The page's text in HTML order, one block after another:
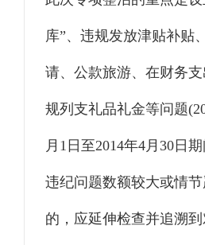
库”、违规发放津贴补贴
请、公款旅游、在财务
规列支礼品礼金等问题
月1日至2014年4月30日
违纪问题数额较大或情
的，应延伸检查并追溯